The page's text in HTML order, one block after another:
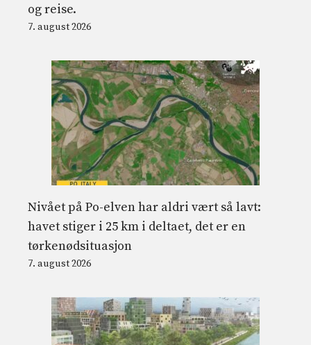
og reise.
7. august 2026
Nivået på Po-elven har aldri vært så lavt:
havet stiger i 25 km i deltaet, det er en
tørkenødsituasjon
7. august 2026